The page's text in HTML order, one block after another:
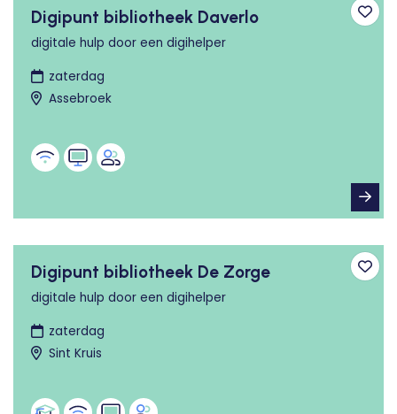
Digipunt bibliotheek Daverlo
digitale hulp door een digihelper
zaterdag
Assebroek
Digipunt bibliotheek De Zorge
digitale hulp door een digihelper
zaterdag
Sint Kruis